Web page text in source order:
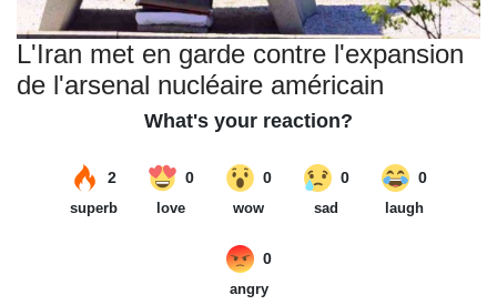
L'Iran met en garde contre l'expansion
de l'arsenal nucléaire américain